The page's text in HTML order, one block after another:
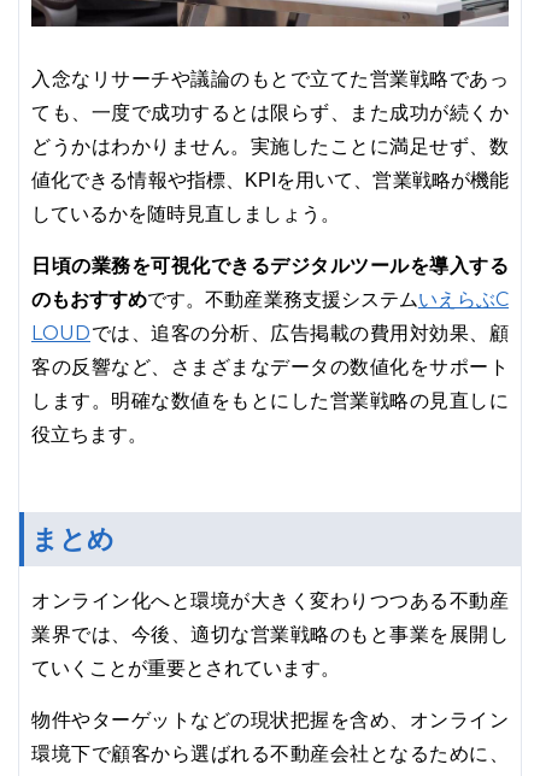
入念なリサーチや議論のもとで立てた営業戦略であっ
ても、一度で成功するとは限らず、また成功が続くか
どうかはわかりません。実施したことに満足せず、数
値化できる情報や指標、KPIを用いて、営業戦略が機能
しているかを随時見直しましょう。
日頃の業務を可視化できるデジタルツールを導入する
のもおすすめです。不動産業務支援システムいえらぶC
LOUDでは、追客の分析、広告掲載の費用対効果、顧
客の反響など、さまざまなデータの数値化をサポート
します。明確な数値をもとにした営業戦略の見直しに
役立ちます。
まとめ
オンライン化へと環境が大きく変わりつつある不動産
業界では、今後、適切な営業戦略のもと事業を展開し
ていくことが重要とされています。
物件やターゲットなどの現状把握を含め、オンライン
環境下で顧客から選ばれる不動産会社となるために、